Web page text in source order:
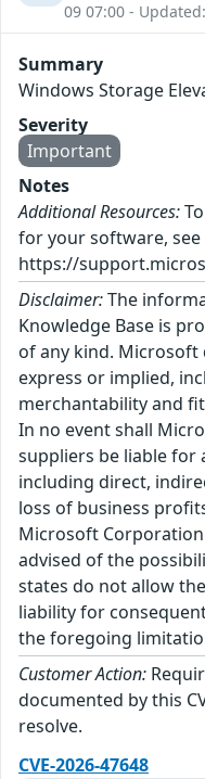
09 07:00 -
Summary
Windows Storage
Severity
Important
Notes
Additional Resources:
for your software,
https://
Disclaimer:The
Knowledge Base is
of any kind. Microsoft
express or implied,
merchantability and
In no event shall
suppliers be liable for
including direct,
loss of business
Microsoft
advised of the
states do not allow
liability for
the foregoing
Customer Action:
documented by this
resolve.
CVE-2026-47648